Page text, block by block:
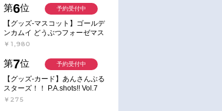
第6位
【グッズ-マスコット】ゴールデ
ンカムイ どうぶつフォーゼマス
コット 6.鯉登少尉【再販】
￥1,980
予約受付中
第7位
【グッズ-カード】あんさんぶる
スターズ！！ P.A.shots!! Vol.7
Action
￥275
予約受付中